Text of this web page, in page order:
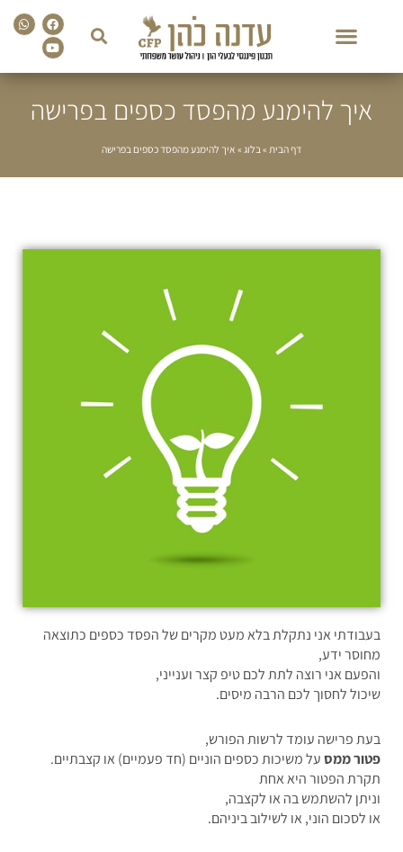
Facebook
Youtube
איך להימנע מהפסד כספים בפרישה
דף הבית »בלוג » איך להימנע מהפסד כספים בפרישה
בעבודתי אני נתקלת בלא מעט מקרים של הפסד כספים כתוצאה
מחוסר ידע,
והפעם אני רוצה לתת לכם טיפ קצר וענייני,
שיכול לחסוך לכם הרבה מיסים.
בעת פרישה עומד לרשות הפורש,
פטור ממסעל משיכות כספים הוניים (חד פעמיים) או קצבתיים.
תקרת הפטור היא אחת
וניתן להשתמש בה או לקצבה,
או לסכום הוני, או לשילוב ביניהם.